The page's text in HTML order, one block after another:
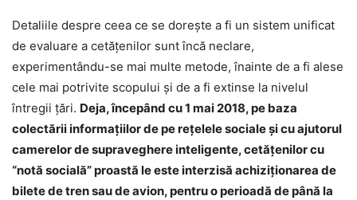
Detaliile despre ceea ce se doreşte a fi un sistem unificat
de evaluare a cetăţenilor sunt încă neclare,
experimentându-se mai multe metode, înainte de a fi alese
cele mai potrivite scopului şi de a fi extinse la nivelul
întregii ţări. Deja, începând cu 1 mai 2018, pe baza
colectării informaţiilor de pe reţelele sociale şi cu ajutorul
camerelor de supraveghere inteligente, cetăţenilor cu
“notă socială” proastă le este interzisă achiziţionarea de
bilete de tren sau de avion, pentru o perioadă de până la